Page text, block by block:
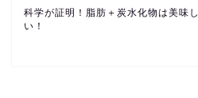
科学が証明！脂肪＋炭水化物は美味し
い！